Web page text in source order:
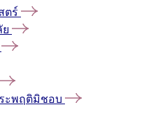
ตร์
ะพฤติมิชอบ